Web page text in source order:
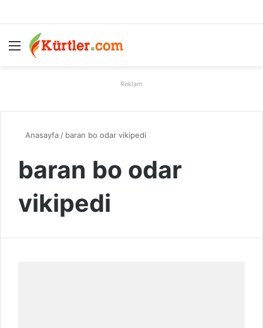
Menü
Reklam
Anasayfa / baran bo odar vikipedi
baran bo odar
vikipedi